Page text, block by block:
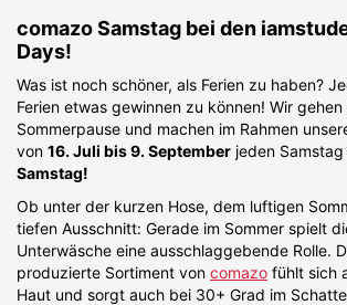
comazo Samstag bei den
Days!
Was ist noch schöner, als Ferien zu haben?
Ferien etwas gewinnen zu können! Wir
Sommerpause und machen im Rahmen
von 16. Juli bis 9. September jeden Samstag
Samstag!
Ob unter der kurzen Hose, dem luftigen
tiefen Ausschnitt: Gerade im Sommer spielt
Unterwäsche eine ausschlaggebende Rolle.
produzierte Sortiment von comazo fühlt sich
Haut und sorgt auch bei 30+ Grad im